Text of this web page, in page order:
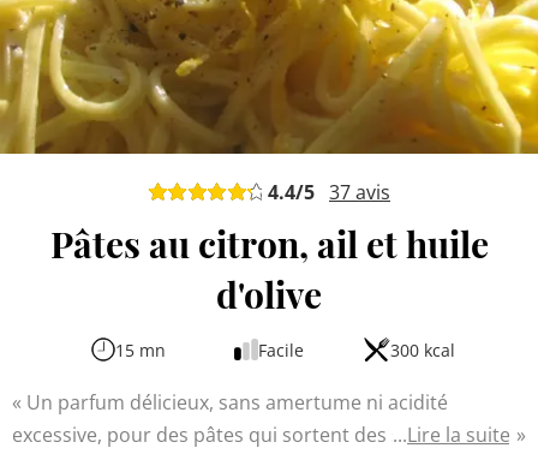
4.4/5 37avis
Pâtes au citron, ail et huile
d'olive
15 mn Facile 300 kcal
Un parfum délicieux, sans amertume ni acidité
excessive, pour des pâtes qui sortent des sentiersLire la suite